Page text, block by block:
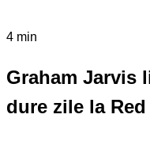
4 min
Graham Jarvis
dure zile la